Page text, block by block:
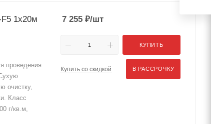
1x20м
проведения
очистку,
Класс
г/кв.м,
7 255 ₽/шт
КУПИТЬ
Купить со скидкой В РАССРОЧКУ